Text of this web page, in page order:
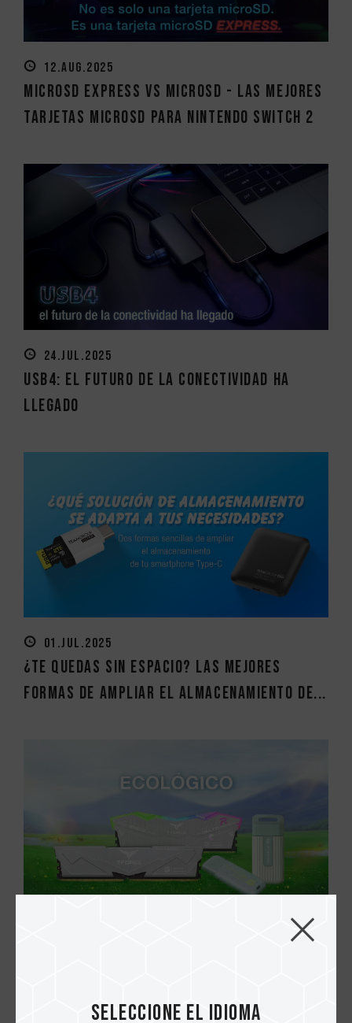
12.AUG.2025
MicroSD Express vs MicroSD - Las mejores
tarjetas MicroSD para Nintendo Switch 2
24.JUL.2025
USB4: el futuro de la conectividad ha
llegado
01.JUL.2025
¿Te quedas sin espacio? Las mejores
formas de ampliar el almacenamiento de...
Seleccione el idioma